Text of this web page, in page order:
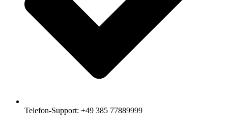
Telefon-Support: +49 385 77889999